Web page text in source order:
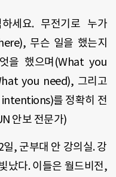
세요. 무전기로 누가
무슨 일을 했는지
을 했으며(What you
you need), 그리고
를 정확히 전
안보 전문가)
, 군부대 안 강의실. 강
났다. 이들은 월드비전,